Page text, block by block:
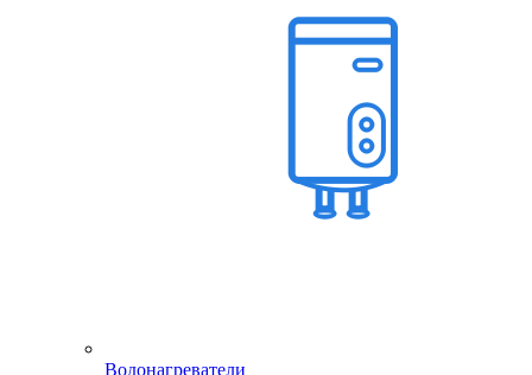
Водонагреватели